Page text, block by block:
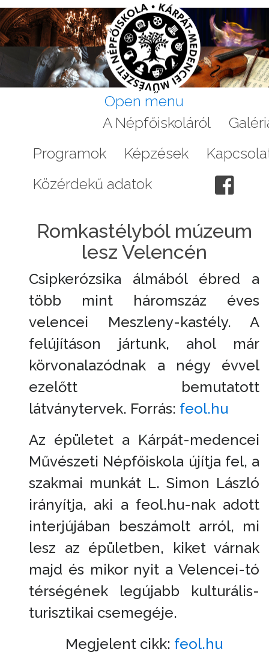
Open menu
A Népfőiskoláról
Programok
Képzések
Közérdekű adatok
Romkastélyból múzeum
lesz Velencén
Csipkerózsika álmából ébred a
több mint háromszáz éves
velencei Meszleny-kastély. A
felújításon jártunk, ahol már
körvonalazódnak a négy évvel
ezelőtt bemutatott
látványtervek. Forrás: feol.hu
Az épületet a Kárpát-medencei
Művészeti Népfőiskola újítja fel, a
szakmai munkát L. Simon László
irányítja, aki a feol.hu-nak adott
interjújában beszámolt arról, mi
lesz az épületben, kiket várnak
majd és mikor nyit a Velencei-tó
térségének legújabb kulturális-
turisztikai csemegéje.
Megjelent cikk: feol.hu